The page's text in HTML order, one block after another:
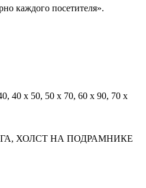
каждого посетителя».
40 х 50, 50 х 70, 60 х 90, 70 х
ХОЛСТ НА ПОДРАМНИКЕ